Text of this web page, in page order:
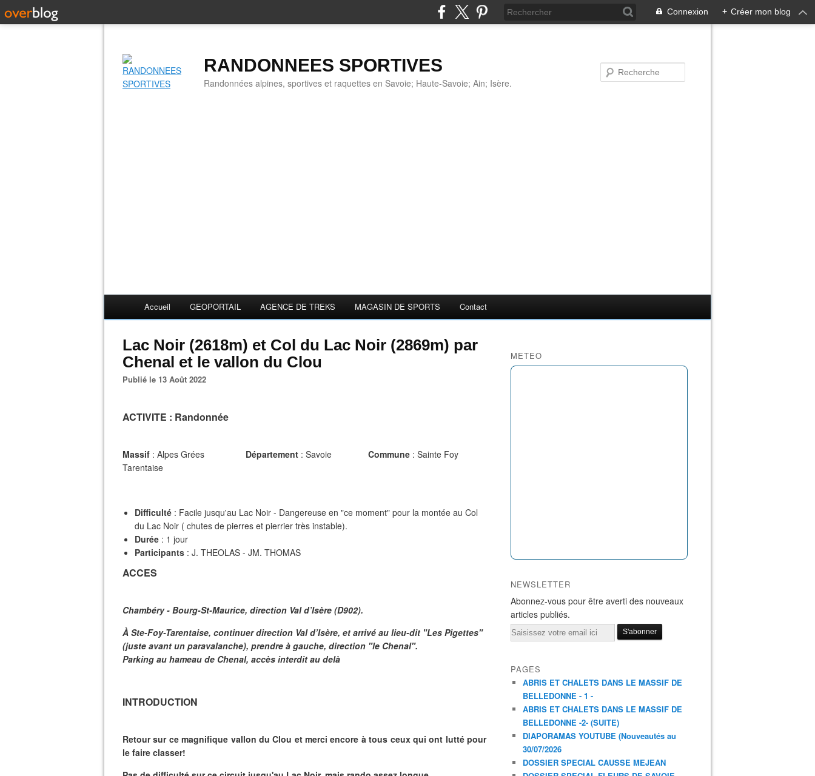
Connexion + Créer mon blog
RANDONNEES SPORTIVES
Randonnées alpines, sportives et raquettes en Savoie; Haute-Savoie; Ain; Isère.
Accueil GEOPORTAIL AGENCE DE TREKS MAGASIN DE SPORTS Contact
Lac Noir (2618m) et Col du Lac Noir (2869m) par
Chenal et le vallon du Clou
Publié le 13 Août 2022
ACTIVITE : Randonnée
Massif : Alpes Grées Département : Savoie Commune : Sainte Foy
Tarentaise
Difficulté : Facile jusqu'au Lac Noir - Dangereuse en "ce moment" pour la montée au Col
du Lac Noir ( chutes de pierres et pierrier très instable).
Durée : 1 jour
Participants : J. THEOLAS - JM. THOMAS
ACCES
Chambéry - Bourg-St-Maurice, direction Val d’Isère (D902).
À Ste-Foy-Tarentaise, continuer direction Val d’Isère, et arrivé au lieu-dit "Les Pigettes"
(juste avant un paravalanche), prendre à gauche, direction "le Chenal".
Parking au hameau de Chenal, accès interdit au delà
INTRODUCTION
Retour sur ce magnifique vallon du Clou et merci encore à tous ceux qui ont lutté pour
le faire classer!
METEO
NEWSLETTER
Abonnez-vous pour être averti des nouveaux
articles publiés.
Email
PAGES
ABRIS ET CHALETS DANS LE MASSIF DE
BELLEDONNE - 1 -
ABRIS ET CHALETS DANS LE MASSIF DE
BELLEDONNE -2- (SUITE)
DIAPORAMAS YOUTUBE (Nouveautés au
30/07/2026
DOSSIER SPECIAL CAUSSE MEJEAN